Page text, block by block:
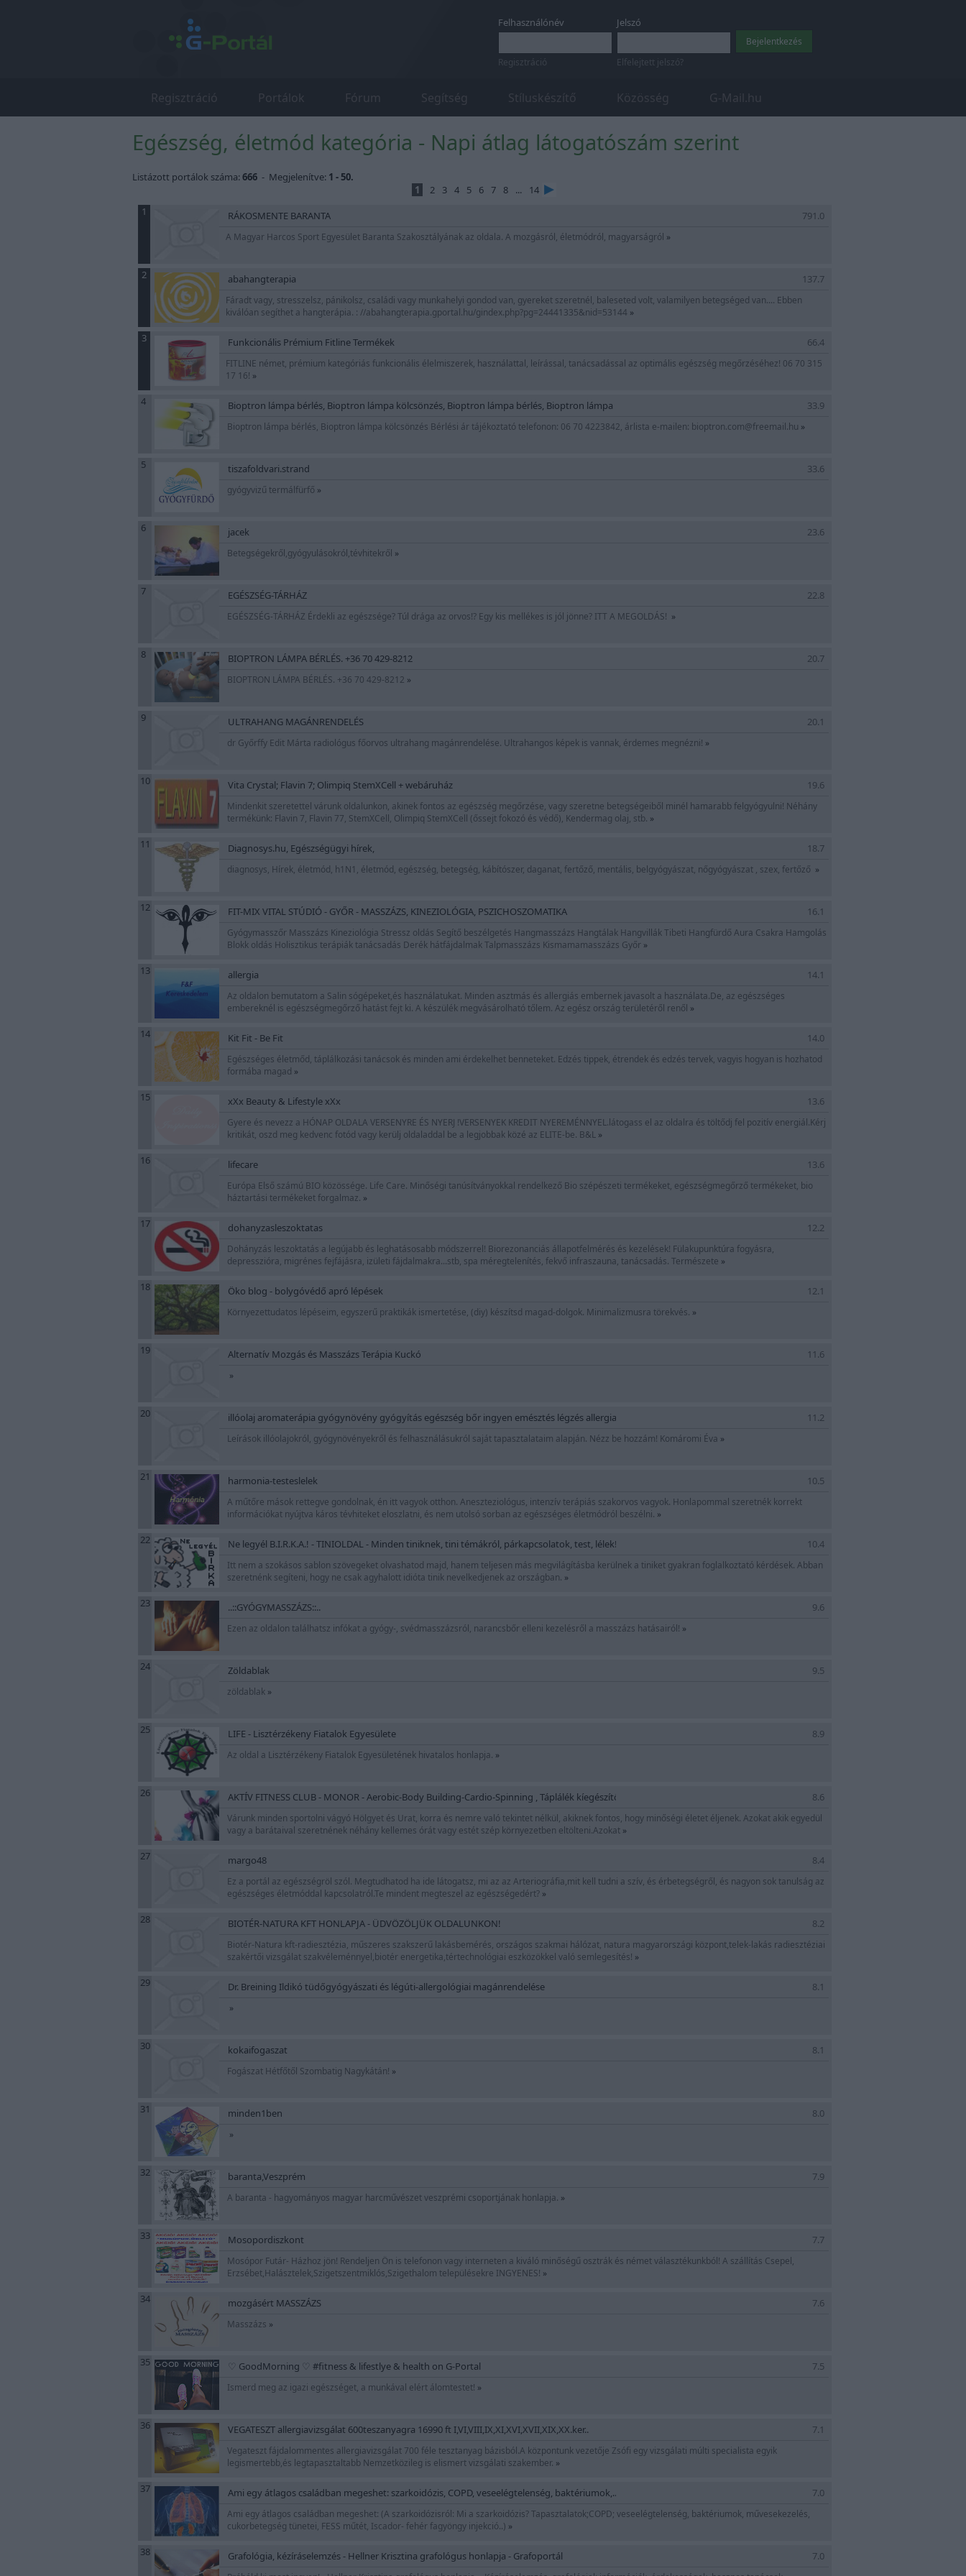
Felhasználónév
Regisztráció
Jelszó
Elfelejtett jelszó?
Regisztráció Portálok Fórum Segítség Stíluskészítő Közösség G-Mail.hu
Egészség, életmód kategória - Napi átlag látogatószám szerint
Listázott portálok száma:666- Megjelenítve: 1 - 50.
1
2 3 4 5 6 7 8 ...
14
1
791.0
RÁKOSMENTE BARANTA
A Magyar Harcos Sport Egyesület Baranta Szakosztályának az oldala. A mozgásról, életmódról, magyarságról »
2 137.7
abahangterapia
Fáradt vagy, stresszelsz, pánikolsz, családi vagy munkahelyi gondod van, gyereket szeretnél, baleseted volt, valamilyen betegséged van.... Ebben
kiválóan segíthet a hangterápia. : //abahangterapia.gportal.hu/gindex.php?pg=24441335&nid=53144 »
3 66.4
Funkcionális Prémium Fitline Termékek
FITLINE német, prémium kategóriás funkcionális élelmiszerek, használattal, leírással, tanácsadással az optimális egészség megőrzéséhez! 06 70 315
17 16! »
4 33.9
Bioptron lámpa bérlés, Bioptron lámpa kölcsönzés, Bioptron lámpa bérlés, Bioptron lámpa kölcsönzés Bioptron lámpa bérlés
Bioptron lámpa bérlés, Bioptron lámpa kölcsönzés Bérlési ár tájékoztató telefonon: 06 70 4223842, árlista e-mailen: bioptron.com@freemail.hu »
5 33.6
tiszafoldvari.strand
gyógyvizű termálfürfő »
6 23.6
jacek
Betegségekről,gyógyulásokról,tévhitekről »
7 22.8
EGÉSZSÉG-TÁRHÁZ
EGÉSZSÉG-TÁRHÁZ Érdekli az egészsége? Túl drága az orvos!? Egy kis mellékes is jól jönne? ITT A MEGOLDÁS! »
8 20.7
BIOPTRON LÁMPA BÉRLÉS. +36 70 429-8212
BIOPTRON LÁMPA BÉRLÉS. +36 70 429-8212 »
9 20.1
ULTRAHANG MAGÁNRENDELÉS
dr Győrffy Edit Márta radiológus főorvos ultrahang magánrendelése. Ultrahangos képek is vannak, érdemes megnézni! »
10 19.6
Vita Crystal; Flavin 7; Olimpiq StemXCell + webáruház
Mindenkit szeretettel várunk oldalunkon, akinek fontos az egészség megőrzése, vagy szeretne betegségeiből minél hamarabb felgyógyulni! Néhány
termékünk: Flavin 7, Flavin 77, StemXCell, Olimpiq StemXCell (őssejt fokozó és védő), Kendermag olaj, stb. »
11 18.7
Diagnosys.hu, Egészségügyi hírek,
diagnosys, Hírek, életmód, h1N1, életmód, egészség, betegség, kábítószer, daganat, fertőző, mentális, belgyógyászat, nőgyógyászat , szex, fertőző »
12 16.1
FIT-MIX VITAL STÚDIÓ - GYŐR - MASSZÁZS, KINEZIOLÓGIA, PSZICHOSZOMATIKA
Gyógymasszőr Masszázs Kineziológia Stressz oldás Segítő beszélgetés Hangmasszázs Hangtálak Hangvillák Tibeti Hangfürdő Aura Csakra Hamgolás
Blokk oldás Holisztikus terápiák tanácsadás Derék hátfájdalmak Talpmasszázs Kismamamasszázs Győr »
13 14.1
allergia
Az oldalon bemutatom a Salin sógépeket,és használatukat. Minden asztmás és allergiás embernek javasolt a használata.De, az egészséges
embereknél is egészségmegőrző hatást fejt ki. A készülék megvásárolható tőlem. Az egész ország területéről renől »
14 14.0
Kit Fit - Be Fit
Egészséges életmőd, táplálkozási tanácsok és minden ami érdekelhet benneteket. Edzés tippek, étrendek és edzés tervek, vagyis hogyan is hozhatod
formába magad »
15 13.6
xXx Beauty & Lifestyle xXx
Gyere és nevezz a HÓNAP OLDALA VERSENYRE ÉS NYERJ !VERSENYEK KREDIT NYEREMÉNNYEL.látogass el az oldalra és töltődj fel pozitív energiál.Kérj
kritikát, oszd meg kedvenc fotód vagy kerülj oldaladdal be a legjobbak közé az ELITE-be. B&L »
16 13.6
lifecare
Európa Első számú BIO közössége. Life Care. Minőségi tanúsítványokkal rendelkező Bio szépészeti termékeket, egészségmegőrző termékeket, bio
háztartási termékeket forgalmaz. »
17 12.2
dohanyzasleszoktatas
Dohányzás leszoktatás a legújabb és leghatásosabb módszerrel! Biorezonanciás állapotfelmérés és kezelések! Fülakupunktúra fogyásra,
depresszióra, migrénes fejfájásra, izületi fájdalmakra...stb, spa méregtelenítés, fekvő infraszauna, tanácsadás. Természete »
18 12.1
Öko blog - bolygóvédő apró lépések
Környezettudatos lépéseim, egyszerű praktikák ismertetése, (diy) készítsd magad-dolgok. Minimalizmusra törekvés. »
19 11.6
Alternatív Mozgás és Masszázs Terápia Kuckó
»
20 11.2
illóolaj aromaterápia gyógynövény gyógyítás egészség bőr ingyen emésztés légzés allergia tanács párologtatás természetgyógyászat
Leírások illóolajokról, gyógynövényekről és felhasználásukról saját tapasztalataim alapján. Nézz be hozzám! Komáromi Éva »
21 10.5
harmonia-testeslelek
A műtőre mások rettegve gondolnak, én itt vagyok otthon. Aneszteziológus, intenzív terápiás szakorvos vagyok. Honlapommal szeretnék korrekt
információkat nyújtva káros tévhiteket eloszlatni, és nem utolsó sorban az egészséges életmódról beszélni. »
22 10.4
Ne legyél B.I.R.K.A.! - TINIOLDAL - Minden tiniknek, tini témákról, párkapcsolatok, test, lélek! Egy remek közösségi old
Itt nem a szokásos sablon szövegeket olvashatod majd, hanem teljesen más megvilágításba kerülnek a tiniket gyakran foglalkoztató kérdések. Abban
szeretnénk segíteni, hogy ne csak agyhalott idióta tinik nevelkedjenek az országban. »
23 9.6
..::GYÓGYMASSZÁZS::..
Ezen az oldalon találhatsz infókat a gyógy-, svédmasszázsról, narancsbőr elleni kezelésről a masszázs hatásairól! »
24 9.5
Zöldablak
zöldablak »
25 8.9
LIFE - Lisztérzékeny Fiatalok Egyesülete
Az oldal a Lisztérzékeny Fiatalok Egyesületének hivatalos honlapja. »
26 8.6
AKTÍV FITNESS CLUB - MONOR - Aerobic-Body Building-Cardio-Spinning , Táplálék kíegészítők
Várunk minden sportolni vágyó Hölgyet és Urat, korra és nemre való tekintet nélkül, akiknek fontos, hogy minőségi életet éljenek. Azokat akik egyedül
vagy a barátaival szeretnének néhány kellemes órát vagy estét szép környezetben eltölteni.Azokat »
27 8.4
margo48
Ez a portál az egészségröl szól. Megtudhatod ha ide látogatsz, mi az az Arteriográfia,mit kell tudni a szív, és érbetegségről, és nagyon sok tanulság az
egészséges életmóddal kapcsolatról.Te mindent megteszel az egészségedért? »
28 8.2
BIOTÉR-NATURA KFT HONLAPJA - ÜDVÖZÖLJÜK OLDALUNKON!
Biotér-Natura kft-radiesztézia, műszeres szakszerű lakásbemérés, országos szakmai hálózat, natura magyarországi központ,telek-lakás radiesztéziai
szakértői vizsgálat szakvéleménnyel,biotér energetika,tértechnológiai eszközökkel való semlegesítés! »
29 8.1
Dr. Breining Ildikó tüdőgyógyászati és légúti-allergológiai magánrendelése
»
30 8.1
kokaifogaszat
Fogászat Hétfőtől Szombatig Nagykátán! »
31 8.0
minden1ben
»
32 7.9
baranta,Veszprém
A baranta - hagyományos magyar harcművészet veszprémi csoportjának honlapja. »
33 7.7
Mosopordiszkont
Mosópor Futár- Házhoz jön! Rendeljen Ön is telefonon vagy interneten a kiváló minőségű osztrák és német választékunkból! A szállítás Csepel,
Erzsébet,Halásztelek,Szigetszentmiklós,Szigethalom településekre INGYENES! »
34 7.6
mozgásért MASSZÁZS
Masszázs »
35 7.5
♡ GoodMorning ♡ #fitness & lifestlye & health on G-Portal
Ismerd meg az igazi egészséget, a munkával elért álomtestet! »
36 7.1
VEGATESZT allergiavizsgálat 600teszanyagra 16990 ft I,VI,VIII,IX,XI,XVI,XVII,XIX,XX.ker..
Vegateszt fájdalommentes allergiavizsgálat 700 féle tesztanyag bázisból.A központunk vezetője Zsófi egy vizsgálati múlti specialista egyik
legismertebb,és legtapasztaltabb Nemzetközileg is elismert vizsgálati szakember. »
37 7.0
Ami egy átlagos családban megeshet: szarkoidózis, COPD, veseelégtelenség, baktériumok,..
Ami egy átlagos családban megeshet: (A szarkoidózisról: Mi a szarkoidózis? Tapasztalatok;COPD; veseelégtelenség, baktériumok, művesekezelés,
cukorbetegség tünetei, FESS műtét, Iscador- fehér fagyöngy injekció..) »
38 7.0
Grafológia, kézíráselemzés - Hellner Krisztina grafológus honlapja - Grafoportál